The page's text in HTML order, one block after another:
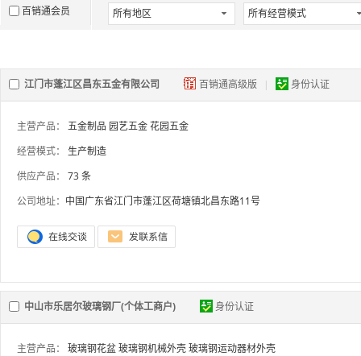
百销通会员 所有地区 所有经营模式
江门市蓬江区昌东五金有限公司 百销通高级版 | 身份认证
主营产品： 五金制品 园艺五金花园五金
经营模式：
生产制造
供应产品：
73 条
公司地址： 中国广东省江门市蓬江区荷塘镇北昌东路11号
中山市乐居尔玻璃钢厂(个体工商户) 身份认证
主营产品： 玻璃钢花盆玻璃钢机械外壳玻璃钢运动器材外壳